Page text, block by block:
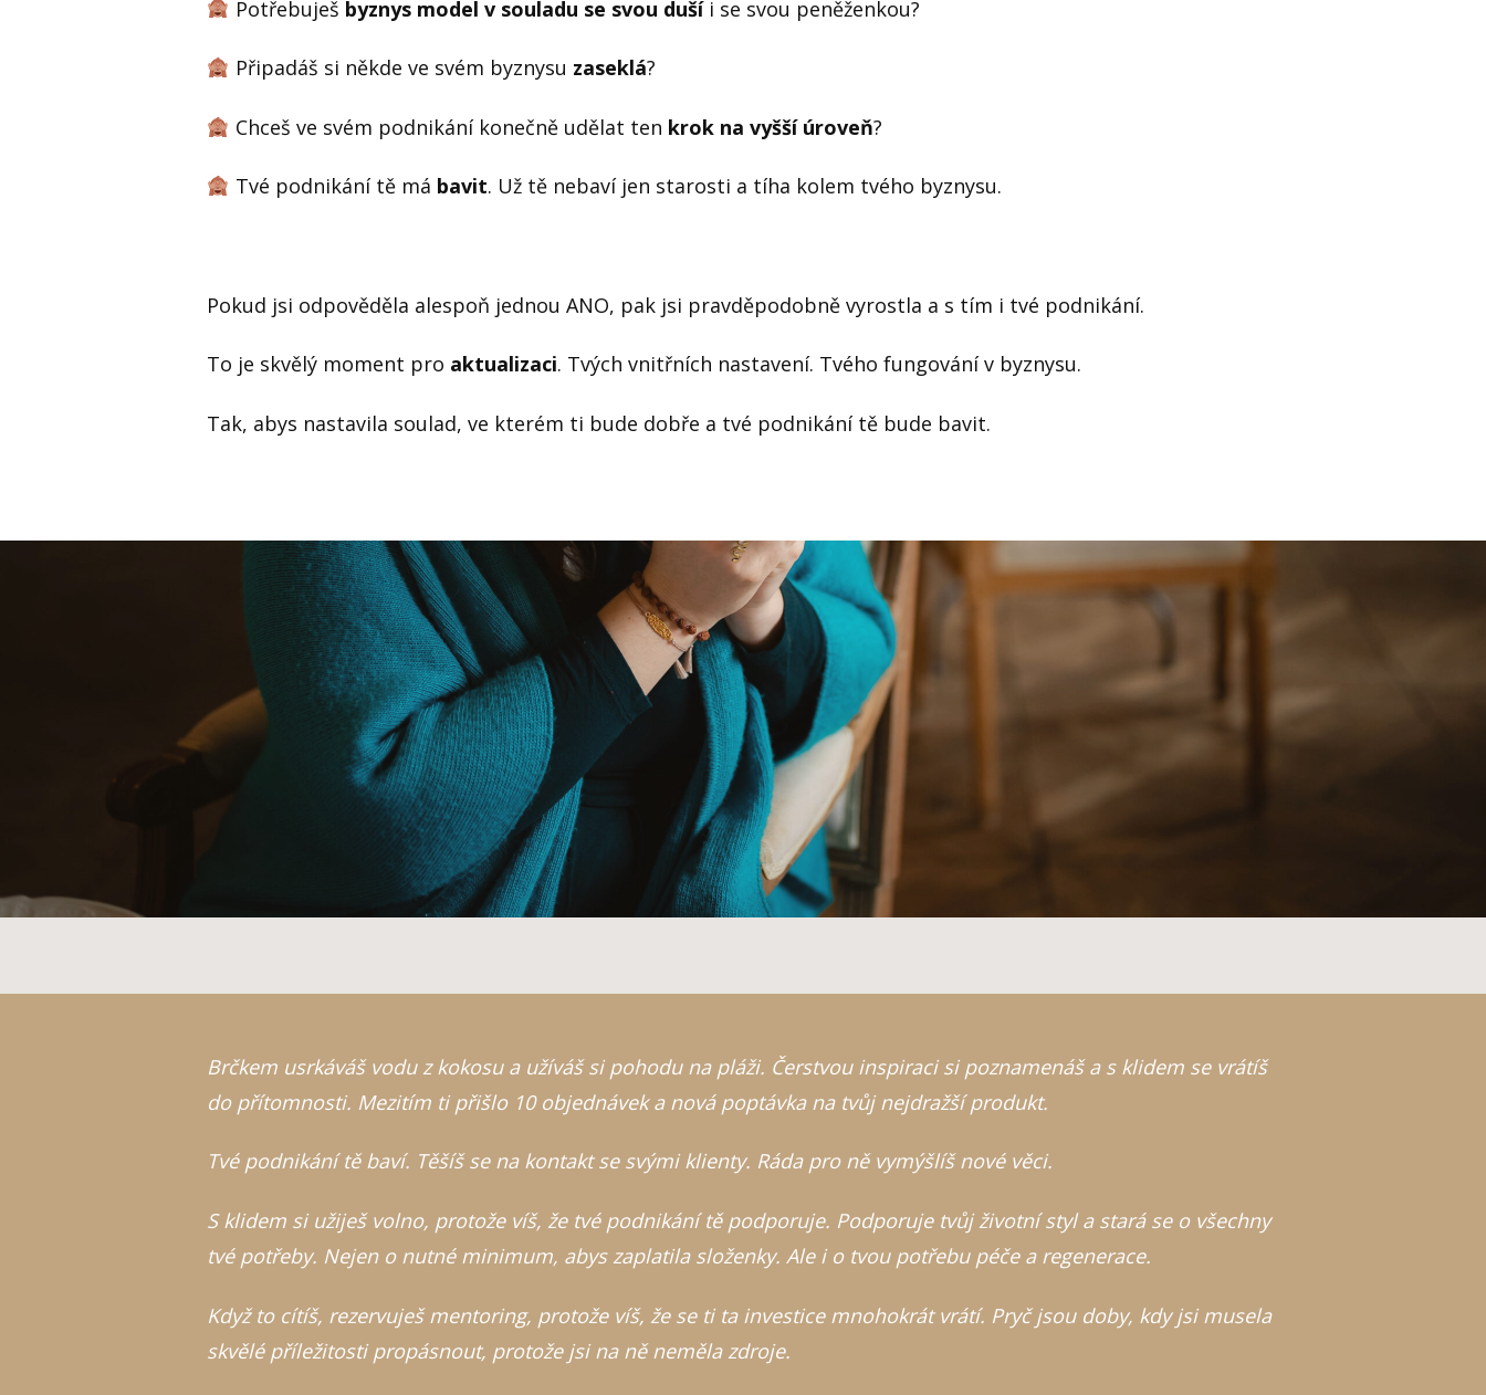
Potřebuješ byznys model v souladu se svou dušíi se svou peněženkou?
Připadáš si někde ve svém byznysu zaseklá?
Chceš ve svém podnikání konečně udělat ten krok na vyšší úroveň?
Tvé podnikání tě má bavit. Už tě nebaví jen starosti a tíha kolem tvého byznysu.
Pokud jsi odpověděla alespoň jednou ANO, pak jsi pravděpodobně vyrostla a s tím i tvé podnikání.
To je skvělý moment pro aktualizaci. Tvých vnitřních nastavení. Tvého fungování v byznysu.
Tak, abys nastavila soulad, ve kterém ti bude dobře a tvé podnikání tě bude bavit.
Brčkem usrkáváš vodu z kokosu a užíváš si pohodu na pláži. Čerstvou inspiraci si poznamenáš a s klidem se vrátíš
do přítomnosti. Mezitím ti přišlo 10 objednávek a nová poptávka na tvůj nejdražší produkt.
Tvé podnikání tě baví. Těšíš se na kontakt se svými klienty. Ráda pro ně vymýšlíš nové věci.
S klidem si užiješ volno, protože víš, že tvé podnikání tě podporuje. Podporuje tvůj životní styl a stará se o všechny
tvé potřeby. Nejen o nutné minimum, abys zaplatila složenky. Ale i o tvou potřebu péče a regenerace.
Když to cítíš, rezervuješ mentoring, protože víš, že se ti ta investice mnohokrát vrátí. Pryč jsou doby, kdy jsi musela
skvělé příležitosti propásnout, protože jsi na ně neměla zdroje.